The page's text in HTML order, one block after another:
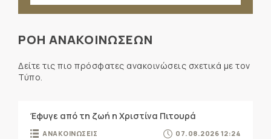
ΡΟΗ ΑΝΑΚΟΙΝΩΣΕΩΝ
Δείτε τις πιο πρόσφατες ανακοινώσεις σχετικά με τον
Τύπο.
Έφυγε από τη ζωή η Χριστίνα Πιτουρά
ΑΝΑΚΟΙΝΩΣΕΙΣ 07.08.2026 12:24